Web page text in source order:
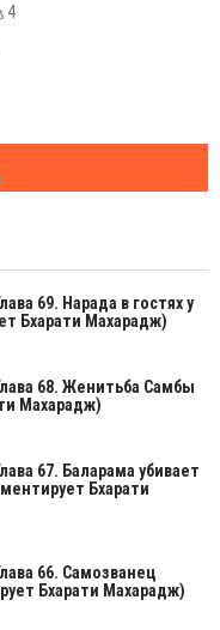
4
69. Нарада в гостях у
Бхарати Махарадж)
68. Женитьба Самбы
Махарадж)
67. Баларама убивает
Бхарати
66. Самозванец
Бхарати Махарадж)